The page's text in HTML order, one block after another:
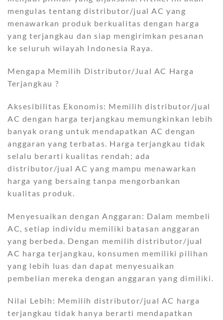
mengulas tentang distributor/jual AC yang
menawarkan produk berkualitas dengan harga
yang terjangkau dan siap mengirimkan pesanan
ke seluruh wilayah Indonesia Raya.
Mengapa Memilih Distributor/Jual AC Harga
Terjangkau ?
Aksesibilitas Ekonomis: Memilih distributor/jual
AC dengan harga terjangkau memungkinkan lebih
banyak orang untuk mendapatkan AC dengan
anggaran yang terbatas. Harga terjangkau tidak
selalu berarti kualitas rendah; ada
distributor/jual AC yang mampu menawarkan
harga yang bersaing tanpa mengorbankan
kualitas produk.
Menyesuaikan dengan Anggaran: Dalam membeli
AC, setiap individu memiliki batasan anggaran
yang berbeda. Dengan memilih distributor/jual
AC harga terjangkau, konsumen memiliki pilihan
yang lebih luas dan dapat menyesuaikan
pembelian mereka dengan anggaran yang dimiliki.
Nilai Lebih: Memilih distributor/jual AC harga
terjangkau tidak hanya berarti mendapatkan